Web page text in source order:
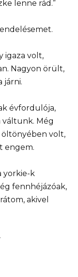
lenne rád.”
igaza volt,
Nagyon örült,
járni.
évfordulója,
váltunk. Még
öltönyében volt,
engem.
yorkie-k
fennhéjázóak,
akivel